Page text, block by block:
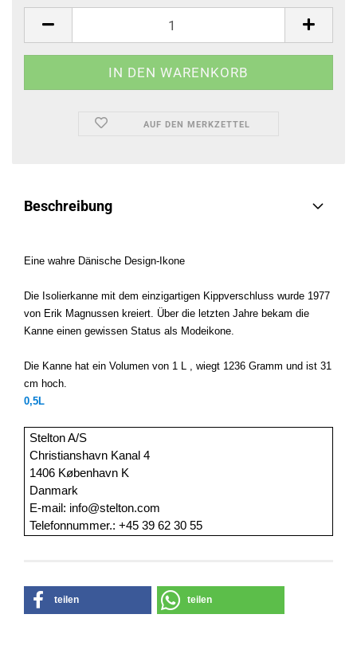
AUF DEN MERKZETTEL
Beschreibung
Eine wahre Dänische Design-Ikone
Die Isolierkanne mit dem einzigartigen Kippverschluss wurde 1977
von Erik Magnussen kreiert. Über die letzten Jahre bekam die
Kanne einen gewissen Status als Modeikone.
Die Kanne hat ein Volumen von 1 L , wiegt 1236 Gramm und ist 31
cm hoch.
0,5L
Stelton A/S
Christianshavn Kanal 4
1406 København K
Danmark
E-mail: info@stelton.com
Telefonnummer.: +45 39 62 30 55
teilen teilen